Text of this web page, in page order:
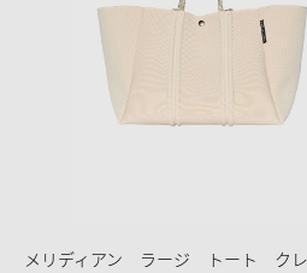
メリディアン ラージ トート ク